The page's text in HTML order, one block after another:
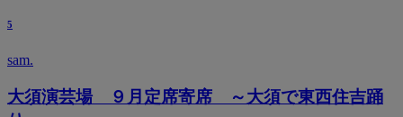
5
sam.
大須演芸場 ９月定席寄席 ～大須で東西住吉踊